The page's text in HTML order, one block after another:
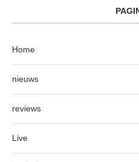
Home
nieuws
reviews
Live